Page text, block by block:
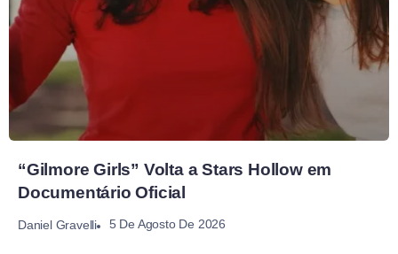
“Gilmore Girls” Volta a Stars Hollow em
Documentário Oficial
Daniel Gravelli 5 De Agosto De 2026